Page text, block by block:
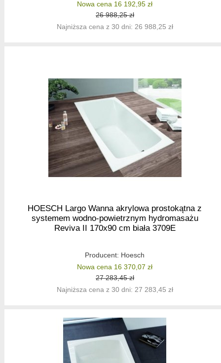
Nowa cena 16 192,95 zł
26 988,25 zł
Najniższa cena z 30 dni: 26 988,25 zł
HOESCH Largo Wanna akrylowa prostokątna z
systemem wodno-powietrznym hydromasażu
Reviva II 170x90 cm biała 3709E
Producent: Hoesch
Nowa cena 16 370,07 zł
27 283,45 zł
Najniższa cena z 30 dni: 27 283,45 zł